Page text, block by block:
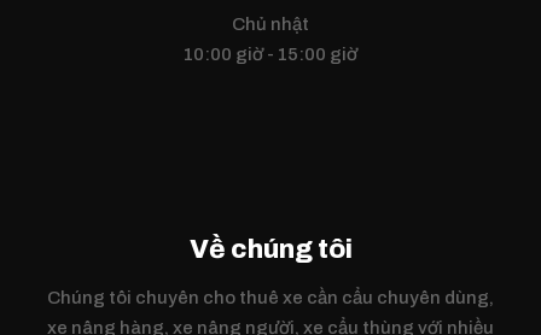
Chủ nhật
10:00 giờ - 15:00 giờ
Về chúng tôi
Chúng tôi chuyên cho thuê xe cần cẩu chuyên dùng,
xe nâng hàng, xe nâng người, xe cẩu thùng với nhiều